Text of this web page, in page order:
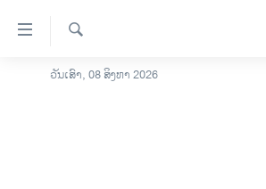
ລິ້ງ
ສຳຫລັບ
ໂຮມເພຈ
ຄົ້ນຫາ
ວັນເສົາ, 08 ສິງຫາ 2026